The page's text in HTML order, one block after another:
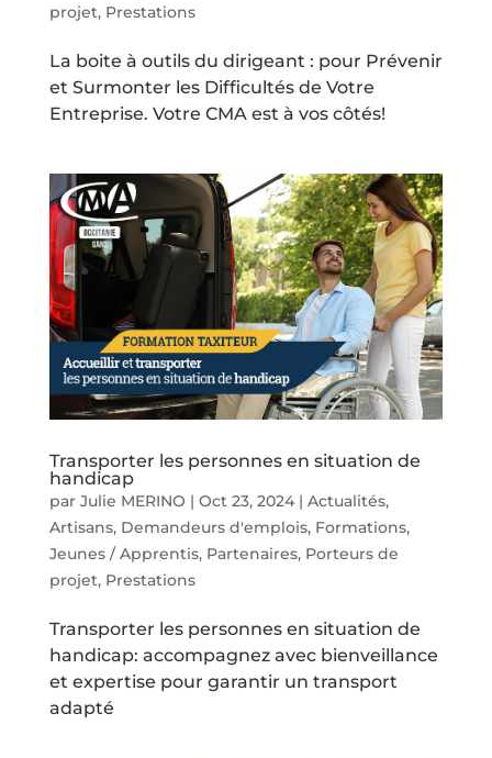
projet, Prestations
La boite à outils du dirigeant : pour Prévenir
et Surmonter les Difficultés de Votre
Entreprise. Votre CMA est à vos côtés!
Transporter les personnes en situation de
handicap
par Julie MERINO | Oct 23, 2024| Actualités,
Artisans, Demandeurs d'emplois, Formations,
Jeunes / Apprentis, Partenaires, Porteurs de
projet, Prestations
Transporter les personnes en situation de
handicap: accompagnez avec bienveillance
et expertise pour garantir un transport
adapté